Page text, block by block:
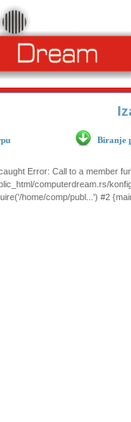
Biranje
Error: Call to a member
computerdream.rs/
home/comp/publ...') #2